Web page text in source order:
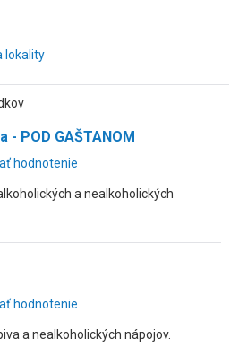
lokality
- POD GAŠTANOM
hodnotenie
a nealkoholických
hodnotenie
a nealkoholických nápojov.